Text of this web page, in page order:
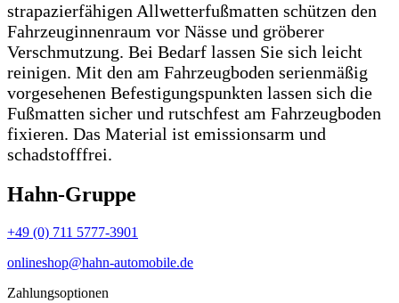
strapazierfähigen Allwetterfußmatten schützen den
Fahrzeuginnenraum vor Nässe und gröberer
Verschmutzung. Bei Bedarf lassen Sie sich leicht
reinigen. Mit den am Fahrzeugboden serienmäßig
vorgesehenen Befestigungspunkten lassen sich die
Fußmatten sicher und rutschfest am Fahrzeugboden
fixieren. Das Material ist emissionsarm und
schadstofffrei.
Hahn-Gruppe
+49 (0) 711 5777-3901
onlineshop@hahn-automobile.de
Zahlungsoptionen